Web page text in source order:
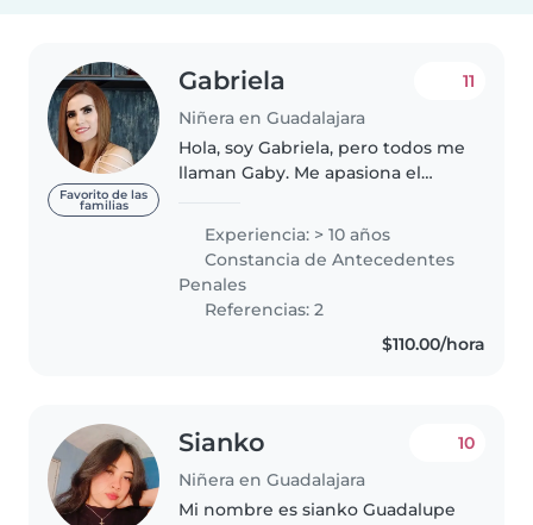
Favorito de las
familias
Gabriela
Niñera en Guadalajara
11
Hola, soy Gabriela, pero todos me
llaman Gaby. Me apasiona el
niños y bebés tengo experiencia
sé muy bien lo que implica
cuidar, educar y acompañar a
los..
Experiencia: > 10 años
Constancia de Antecedentes
Penales
Referencias: 2
$110.00/hora
Sianko
Niñera en Guadalajara
10
Mi nombre es sianko Guadalupe